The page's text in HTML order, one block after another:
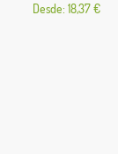
Desde: 18,37 €